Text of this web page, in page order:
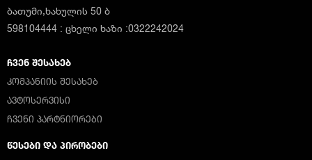
ბათუმი,ხახულის 50 ბ
598104444 : ცხელი ხაზი :0322242024
ᲩᲕᲔᲜ ᲨᲔᲡᲐᲮᲔᲑ
ᲙᲝᲛᲞᲐᲜᲘᲘᲡ ᲨᲔᲡᲐᲮᲔᲑ
ᲐᲕᲢᲝᲡᲔᲠᲕᲘᲡᲘ
ᲩᲕᲔᲜᲘ ᲞᲐᲠᲢᲜᲘᲝᲠᲔᲑᲘ
ᲬᲔᲡᲔᲑᲘ ᲓᲐ ᲞᲘᲠᲝᲑᲔᲑᲘ